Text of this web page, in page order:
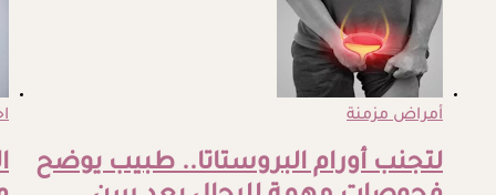
أمراض مزمنة
لتجنب أورام البروستاتا.. طبيب يوضح